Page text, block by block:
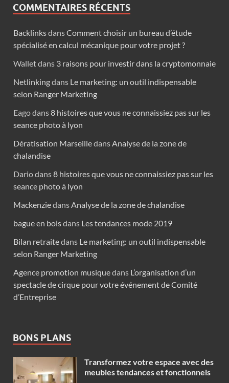
COMMENTAIRES RÉCENTS
BacklinksdansComment choisir un bureau d’étude
spécialisé en calcul mécanique pour votre projet ?
Walletdans 3 raisons pour investir dans la cryptomonnaie
Netlinkingdans Le marketing: un outil indispensable
selon Ranger Marketing
Eagodans8 histoires que vous ne connaissiez pas sur les
seance photo à lyon
Dératisation MarseilledansAnalyse de la zone de
chalandise
Dariodans8 histoires que vous ne connaissiez pas sur les
seance photo à lyon
MackenziedansAnalyse de la zone de chalandise
bague en boisdans Les tendances mode 2019
Bilan retraitedans Le marketing: un outil indispensable
selon Ranger Marketing
Agence promotion musiquedans L’organisation d’un
spectacle de cirque pour votre événement de Comité
d’Entreprise
BONS PLANS
Transformez votre espace avec des
meubles tendances et fonctionnels